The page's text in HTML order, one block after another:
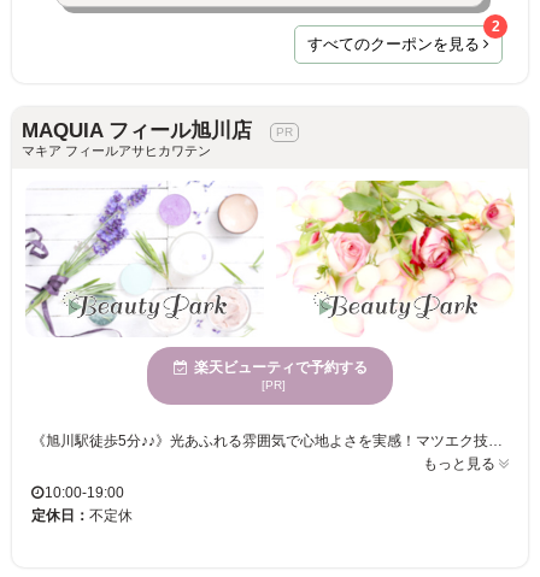
すべてのクーポンを見る
2
MAQUIA フィール旭川店
マキア フィールアサヒカワテン
楽天ビューティで予約する
[PR]
もっと見る
10:00-19:00
定休日： 不定休